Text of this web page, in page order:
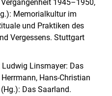
1945–1950,
Memorialkultur im
und Praktiken des
Vergessens. Stuttgart
Linsmayer: Das
Hans-Christian
Das Saarland.